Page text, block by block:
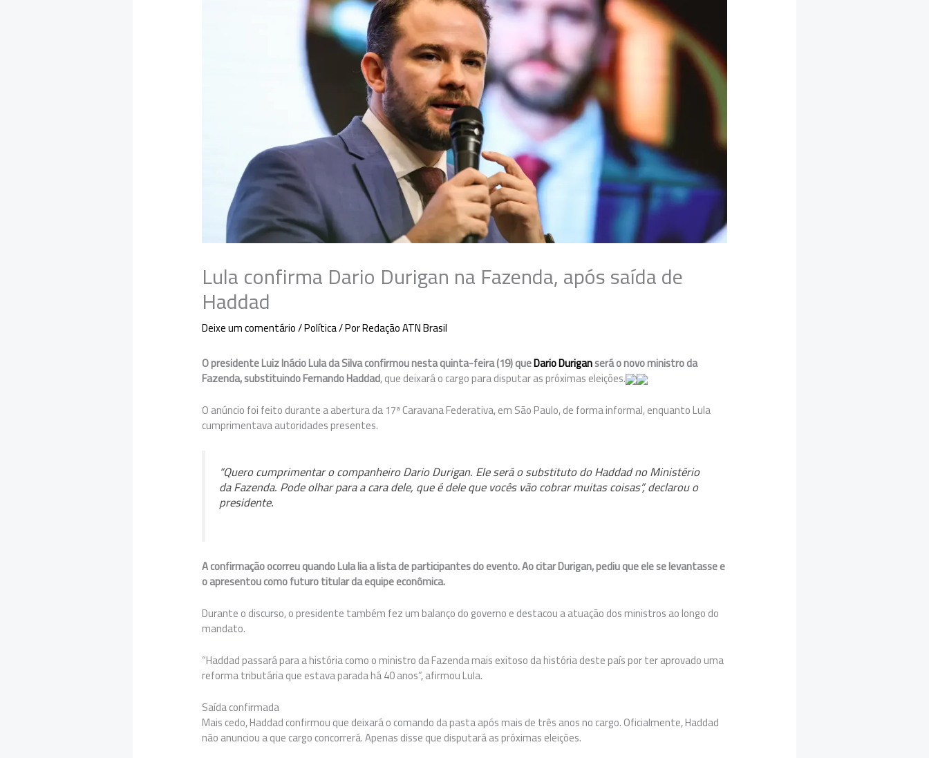
Lula confirma Dario Durigan na Fazenda, após saída de
Haddad
Deixe um comentário/Política/ PorRedação ATN Brasil
O presidente Luiz Inácio Lula da Silva confirmou nesta quinta-feira (19) queDario Duriganserá o novo ministro da
Fazenda, substituindo Fernando Haddad, que deixará o cargo para disputar as próximas eleições.
O anúncio foi feito durante a abertura da 17ª Caravana Federativa, em São Paulo, de forma informal, enquanto Lula
cumprimentava autoridades presentes.
“Quero cumprimentar o companheiro Dario Durigan. Ele será o substituto do Haddad no Ministério
da Fazenda. Pode olhar para a cara dele, que é dele que vocês vão cobrar muitas coisas”, declarou o
presidente.
A confirmação ocorreu quando Lula lia a lista de participantes do evento. Ao citar Durigan, pediu que ele se levantasse e
o apresentou como futuro titular da equipe econômica.
Durante o discurso, o presidente também fez um balanço do governo e destacou a atuação dos ministros ao longo do
mandato.
“Haddad passará para a história como o ministro da Fazenda mais exitoso da história deste país por ter aprovado uma
reforma tributária que estava parada há 40 anos”, afirmou Lula.
Saída confirmada
Mais cedo, Haddad confirmou que deixará o comando da pasta após mais de três anos no cargo. Oficialmente, Haddad
não anunciou a que cargo concorrerá. Apenas disse que disputará as próximas eleições.